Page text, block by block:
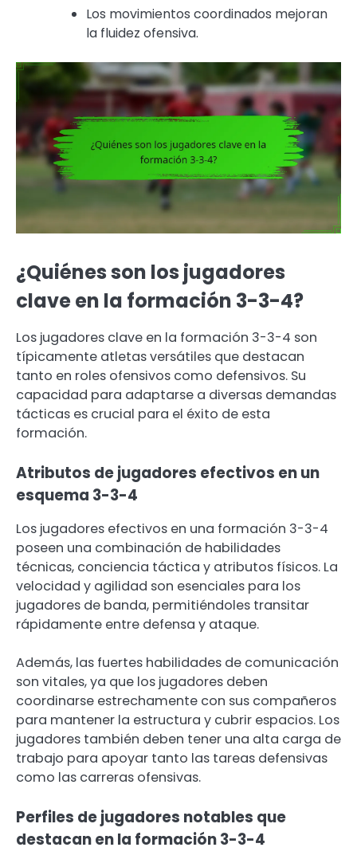
Los movimientos coordinados mejoran
la fluidez ofensiva.
¿Quiénes son los jugadores
clave en la formación 3-3-4?
Los jugadores clave en la formación 3-3-4 son
típicamente atletas versátiles que destacan
tanto en roles ofensivos como defensivos. Su
capacidad para adaptarse a diversas demandas
tácticas es crucial para el éxito de esta
formación.
Atributos de jugadores efectivos en un
esquema 3-3-4
Los jugadores efectivos en una formación 3-3-4
poseen una combinación de habilidades
técnicas, conciencia táctica y atributos físicos. La
velocidad y agilidad son esenciales para los
jugadores de banda, permitiéndoles transitar
rápidamente entre defensa y ataque.
Además, las fuertes habilidades de comunicación
son vitales, ya que los jugadores deben
coordinarse estrechamente con sus compañeros
para mantener la estructura y cubrir espacios. Los
jugadores también deben tener una alta carga de
trabajo para apoyar tanto las tareas defensivas
como las carreras ofensivas.
Perfiles de jugadores notables que
destacan en la formación 3-3-4